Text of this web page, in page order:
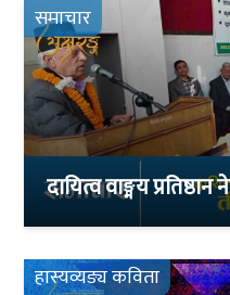
समाचार
दायित्व वाङ्मय प्रतिष्ठान
हास्यव्यङ्य कविता